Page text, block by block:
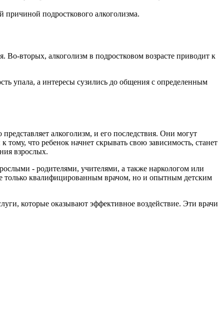
причиной подросткового алкоголизма.
Во-вторых, алкоголизм в подростковом возрасте приводит к
упала, а интересы сузились до общения с определенным
алкоголизм, и его последствия. Они могут
что ребенок начнет скрывать свою зависимость, станет
взрослых.
- родителями, учителями, а также наркологом или
только квалифицированным врачом, но и опытным детским
которые оказывают эффективное воздействие. Эти врачи